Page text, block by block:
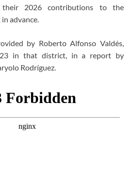
their 2026 contributions to the
advance.
by Roberto Alfonso Valdés,
in that district, in a report by
Rodríguez.